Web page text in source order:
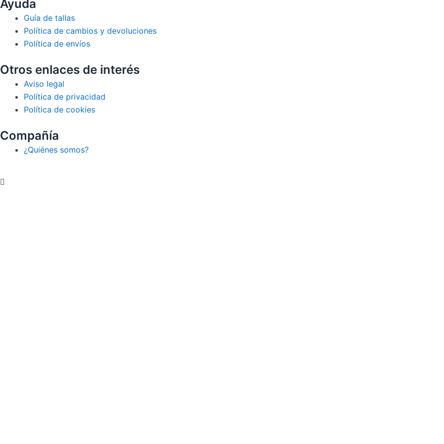
Ayuda
Guía de tallas
Política de cambios y devoluciones
Política de envíos
Otros enlaces de interés
Aviso legal
Política de privacidad
Política de cookies
Compañía
¿Quiénes somos?